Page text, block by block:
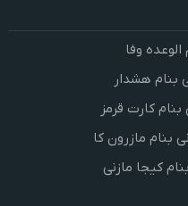
وفا
بنام هشدار
بنام کارت قرمز
بنام مازرون کا
کیجا مازنی